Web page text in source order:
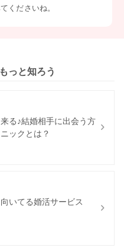
くださいね。
っと知ろう
る♪結婚相手に出会う方
ックとは？
いてる婚活サービス